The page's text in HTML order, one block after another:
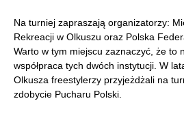
Na turniej zapraszają organizatorzy:
Rekreacji w Olkuszu oraz Polska
Warto w tym miejscu zaznaczyć, że to
współpraca tych dwóch instytucji. W
Olkusza freestylerzy przyjeżdżali na
zdobycie Pucharu Polski.